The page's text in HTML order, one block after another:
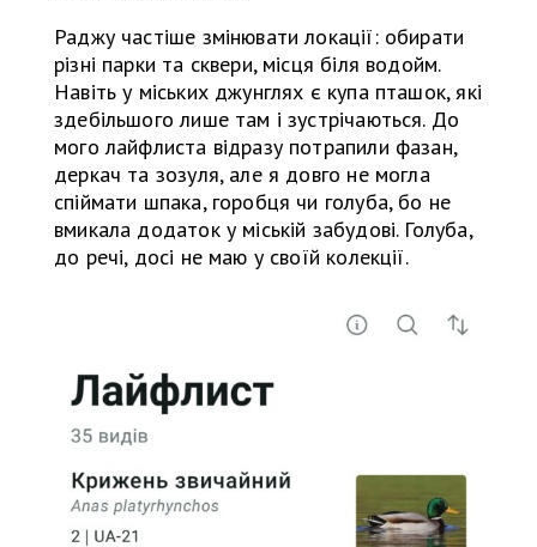
Раджу частіше змінювати локації: обирати
різні парки та сквери, місця біля водойм.
Навіть у міських джунглях є купа пташок, які
здебільшого лише там і зустрічаються. До
мого лайфлиста відразу потрапили фазан,
деркач та зозуля, але я довго не могла
спіймати шпака, горобця чи голуба, бо не
вмикала додаток у міській забудові. Голуба,
до речі, досі не маю у своїй колекції.